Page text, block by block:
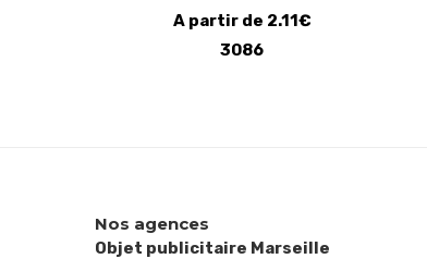
A partir de 2.11€
3086
Nos agences
Objet publicitaire Marseille